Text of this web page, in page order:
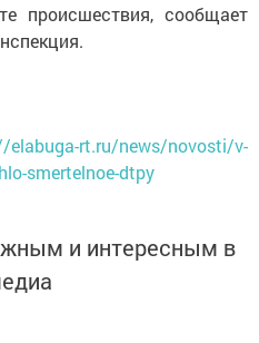
происшествия, сообщает
elabuga-rt.ru/news/novosti/v-
smertelnoe-dtpy
и интересным в